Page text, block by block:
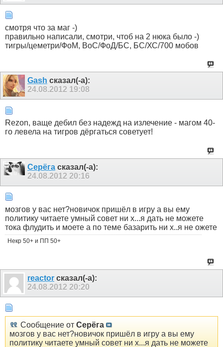
смотря что за маг -)
правильно написали, смотри, чтоб на 2 нюка было -)
тигры/цеметри/ФоМ, ВоС/ФоД/БС, БС/ХС/700 мобов
Gash сказал(-а):
24.08.2012 19:08
Rezon, ваще дебил без надежд на излечение - магом 40-
го левела на тигров дёргаться советует!
Серёга сказал(-а):
24.08.2012 20:16
мозгов у вас нет?новичок пришёл в игру а вы ему
политику читаете умный совет ни х...я дать не можете
тока флудить и моете а по теме базарить ни х..я не ожете
Некр 50+ и ПП 50+
reactor сказал(-а):
24.08.2012 20:20
Сообщение от Серёга
мозгов у вас нет?новичок пришёл в игру а вы ему
политику читаете умный совет ни х...я дать не можете